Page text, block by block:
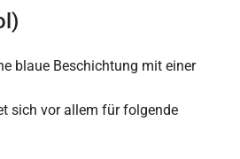
blaue Beschichtung mit einer
sich vor allem für folgende